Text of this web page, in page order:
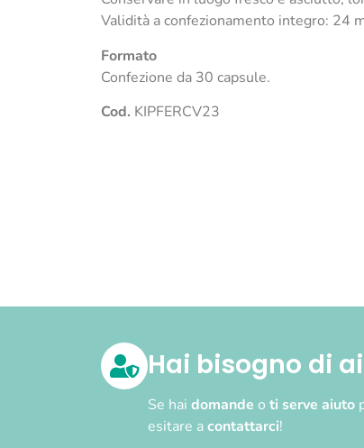
Validità a confezionamento integro: 24
Formato
Confezione da 30 capsule.
Cod. KIPFERCV23
Hai bisogno di
Se hai domande o ti serve aiuto
esitare acontattarci!